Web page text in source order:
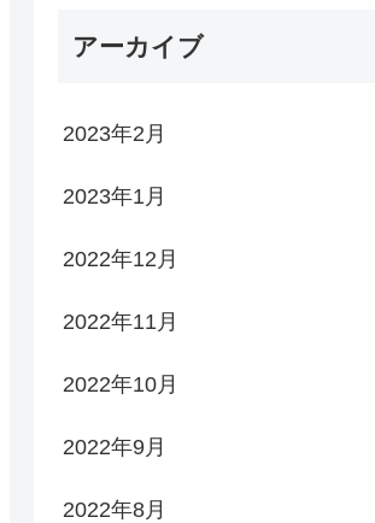
アーカイブ
2023年2月
2023年1月
2022年12月
2022年11月
2022年10月
2022年9月
2022年8月